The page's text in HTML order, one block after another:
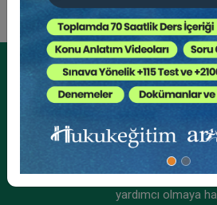
Tüketici Hukuku Enstitüsü
Kurumsal
Kurumsal Teklif
yardımcı olmaya